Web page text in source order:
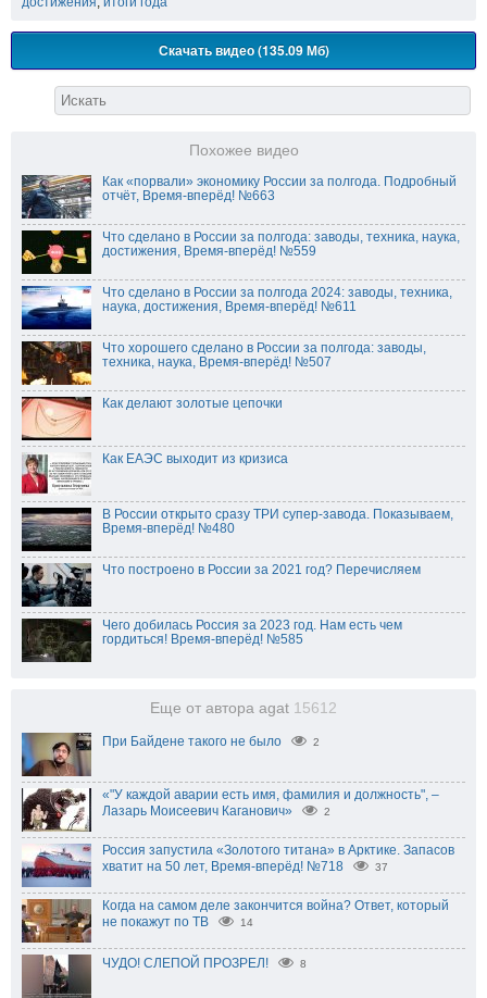
Скачать видео (135.09 Мб)
Похожее видео
Как «порвали» экономику России за полгода. Подробный
отчёт, Время-вперёд! №663
Что сделано в России за полгода: заводы, техника, наука,
достижения, Время-вперёд! №559
Что сделано в России за полгода 2024: заводы, техника,
наука, достижения, Время-вперёд! №611
Что хорошего сделано в России за полгода: заводы,
техника, наука, Время-вперёд! №507
Как делают золотые цепочки
Как ЕАЭС выходит из кризиса
В России открыто сразу ТРИ супер-завода. Показываем,
Время-вперёд! №480
Что построено в России за 2021 год? Перечисляем
Чего добилась Россия за 2023 год. Нам есть чем
гордиться! Время-вперёд! №585
Еще от автора agat 15612
При Байдене такого не было 2
«"У каждой аварии есть имя, фамилия и должность", –
Лазарь Моисеевич Каганович»
2
Россия запустила «Золотого титана» в Арктике. Запасов
хватит на 50 лет, Время-вперёд! №718
37
Когда на самом деле закончится война? Ответ, который
не покажут по ТВ
14
ЧУДО! СЛЕПОЙ ПРОЗРЕЛ! 8